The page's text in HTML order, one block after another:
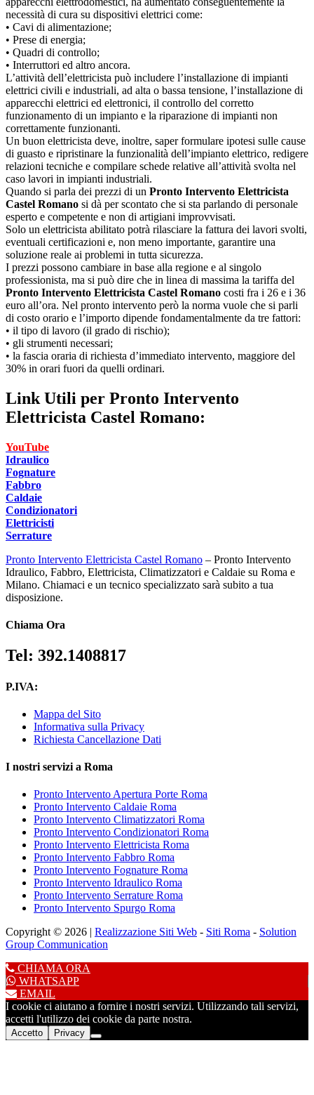
necessità di cura su dispositivi elettrici come:
• Cavi di alimentazione;
• Prese di energia;
• Quadri di controllo;
• Interruttori ed altro ancora.
L’attività dell’elettricista può includere l’installazione di impianti
elettrici civili e industriali, ad alta o bassa tensione, l’installazione di
apparecchi elettrici ed elettronici, il controllo del corretto
funzionamento di un impianto e la riparazione di impianti non
correttamente funzionanti.
Un buon elettricista deve, inoltre, saper formulare ipotesi sulle cause
di guasto e ripristinare la funzionalità dell’impianto elettrico, redigere
relazioni tecniche e compilare schede relative all’attività svolta nel
caso lavori in impianti industriali.
Quando si parla dei prezzi di un Pronto Intervento Elettricista
Castel Romano si dà per scontato che si sta parlando di personale
esperto e competente e non di artigiani improvvisati.
Solo un elettricista abilitato potrà rilasciare la fattura dei lavori svolti,
eventuali certificazioni e, non meno importante, garantire una
soluzione reale ai problemi in tutta sicurezza.
I prezzi possono cambiare in base alla regione e al singolo
professionista, ma si può dire che in linea di massima la tariffa del
Pronto Intervento Elettricista Castel Romano costi fra i 26 e i 36
euro all’ora. Nel pronto intervento però la norma vuole che si parli
di costo orario e l’importo dipende fondamentalmente da tre fattori:
• il tipo di lavoro (il grado di rischio);
• gli strumenti necessari;
• la fascia oraria di richiesta d’immediato intervento, maggiore del
30% in orari fuori da quelli ordinari.
Link Utili per Pronto Intervento
Elettricista Castel Romano:
YouTube
Idraulico
Fognature
Fabbro
Caldaie
Condizionatori
Elettricisti
Serrature
Pronto Intervento Elettricista Castel Romano – Pronto Intervento
Idraulico, Fabbro, Elettricista, Climatizzatori e Caldaie su Roma e
Milano. Chiamaci e un tecnico specializzato sarà subito a tua
disposizione.
Chiama Ora
Tel: 392.1408817
P.IVA:
Mappa del Sito
Informativa sulla Privacy
Richiesta Cancellazione Dati
I nostri servizi a Roma
Pronto Intervento Apertura Porte Roma
Pronto Intervento Caldaie Roma
Pronto Intervento Climatizzatori Roma
Pronto Intervento Condizionatori Roma
Pronto Intervento Elettricista Roma
Pronto Intervento Fabbro Roma
Pronto Intervento Fognature Roma
Pronto Intervento Idraulico Roma
Pronto Intervento Serrature Roma
Pronto Intervento Spurgo Roma
Copyright © 2026 | Realizzazione Siti Web - Siti Roma - Solution
Group Communication
CHIAMA ORA
WHATSAPP
EMAIL
I cookie ci aiutano a fornire i nostri servizi. Utilizzando tali servizi,
accetti l'utilizzo dei cookie da parte nostra.
Accetto Privacy